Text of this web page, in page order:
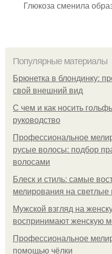
Глюкоза сменила
Популярные материалы
Брюнетка в блондинку:
свой внешний вид
С чем и как носить
руководство
Профессиональное
русые волосы: подбор
волосами
Блеск и стиль: самые
мелирования на светлые
Мужской взгляд на
воспринимают женскую
Профессиональное
помощью чёлки